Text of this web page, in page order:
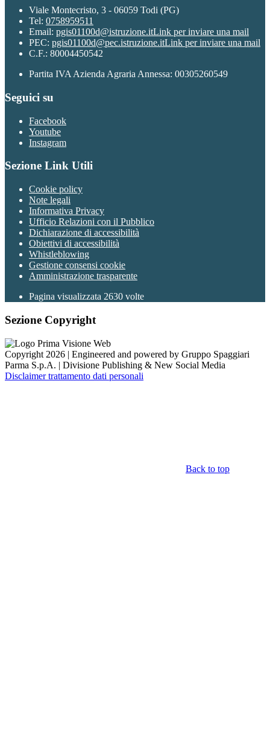
Viale Montecristo, 3 - 06059 Todi (PG)
Tel: 0758959511
Email: pgis01100d@istruzione.itLink per inviare una mail
PEC: pgis01100d@pec.istruzione.itLink per inviare una mail
C.F.: 80004450542
Partita IVA Azienda Agraria Annessa: 00305260549
Seguici su
Facebook
Youtube
Instagram
Sezione Link Utili
Cookie policy
Note legali
Informativa Privacy
Ufficio Relazioni con il Pubblico
Dichiarazione di accessibilità
Obiettivi di accessibilità
Whistleblowing
Gestione consensi cookie
Amministrazione trasparente
Pagina visualizzata 2630 volte
Sezione Copyright
Copyright 2026 | Engineered and powered by Gruppo Spaggiari
Parma S.p.A. | Divisione Publishing & New Social Media
Disclaimer trattamento dati personali
Back to top